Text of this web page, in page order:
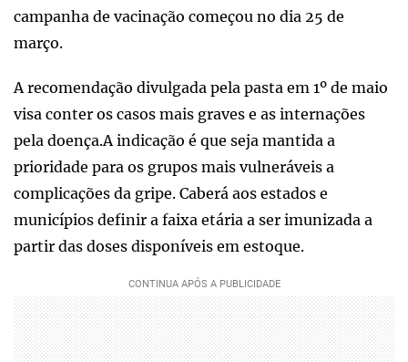
campanha de vacinação começou no dia 25 de
março.
A recomendação divulgada pela pasta em 1º de maio
visa conter os casos mais graves e as internações
pela doença.A indicação é que seja mantida a
prioridade para os grupos mais vulneráveis a
complicações da gripe. Caberá aos estados e
municípios definir a faixa etária a ser imunizada a
partir das doses disponíveis em estoque.